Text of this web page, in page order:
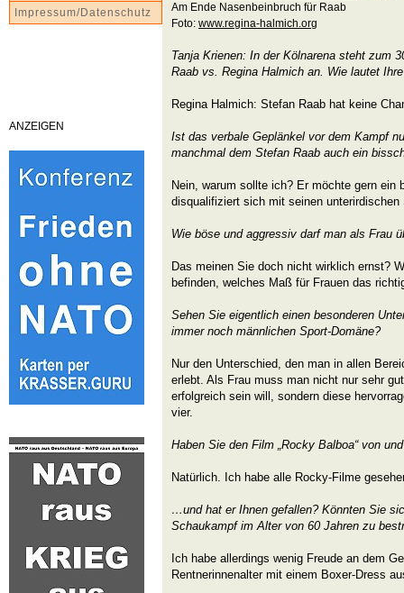
Impressum/Datenschutz
ANZEIGEN
Am Ende Nasenbeinbruch für Raab
Foto: www.regina-halmich.org
Tanja Krienen: In der Kölnarena steht zum
Raab vs. Regina Halmich an. Wie lautet
Regina Halmich: Stefan Raab hat keine
Ist das verbale Geplänkel vor dem Kampf
manchmal dem Stefan Raab auch ein
Nein, warum sollte ich? Er möchte gern ein
disqualifiziert sich mit seinen unterirdischen
Wie böse und aggressiv darf man als Frau
Das meinen Sie doch nicht wirklich ernst?
befinden, welches Maß für Frauen das
Sehen Sie eigentlich einen besonderen
immer noch männlichen Sport-Domäne?
Nur den Unterschied, den man in allen
erlebt. Als Frau muss man nicht nur sehr
erfolgreich sein will, sondern diese
vier.
Haben Sie den Film „Rocky Balboa“ von
Natürlich. Ich habe alle Rocky-Filme
…und hat er Ihnen gefallen? Könnten Sie
Schaukampf im Alter von 60 Jahren zu
Ich habe allerdings wenig Freude an dem
Rentnerinnenalter mit einem Boxer-Dress